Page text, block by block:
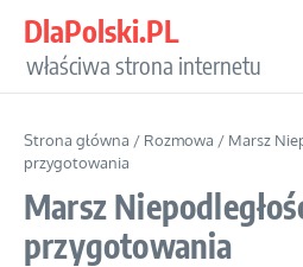
DlaPolski.PL
właściwa strona internetu
Strona główna / Rozmowa / Marsz
przygotowania
Marsz
przygotowania